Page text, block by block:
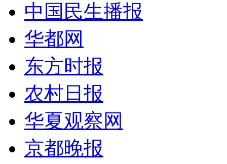
中国民生播报
华都网
东方时报
农村日报
华夏观察网
京都晚报